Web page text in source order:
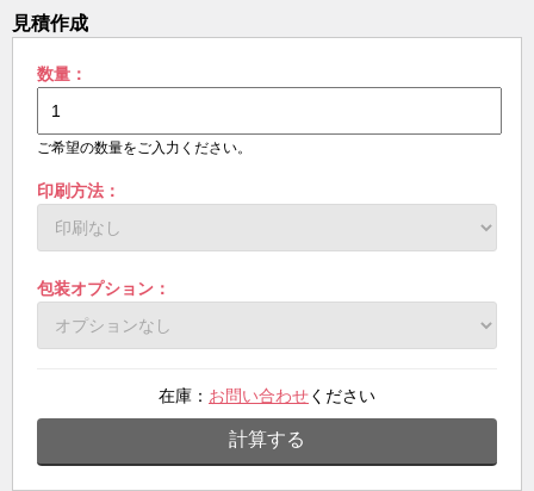
見積作成
数量：
ご希望の数量をご入力ください。
印刷方法：
包装オプション：
在庫： お問い合わせください
計算する